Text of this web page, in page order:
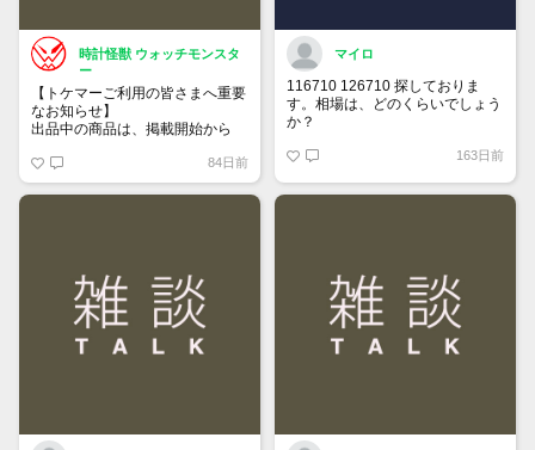
時計怪獣 ウォッチモンスタ
ー
【トケマーご利用の皆さまへ重要
なお知らせ】
出品中の商品は、掲載開始から
「下書き」へ戻ります。
トップページでお気に入り登録が
できるようになりました。
84日前
マイロ
116710 126710 探しておりま
す。相場は、どのくらいでしょう
か？
163日前